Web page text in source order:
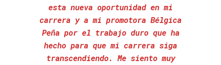
esta nueva oportunidad en mi
carrera y a mi promotora Bélgica
Peña por el trabajo duro que ha
hecho para que mi carrera siga
transcendiendo. Me siento muy